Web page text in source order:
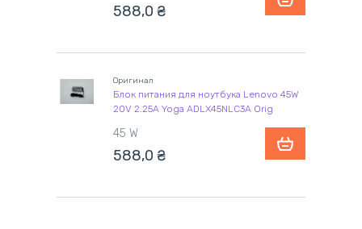
588,0 ₴
Оригинал
Блок питания для ноутбука Lenovo 45W
20V 2.25A Yoga ADLX45NLC3A Orig
45 W
588,0 ₴